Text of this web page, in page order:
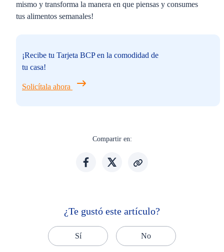
mismo y transforma la manera en que piensas y consumes
tus alimentos semanales!
¡Recibe tu Tarjeta BCP en la comodidad de
tu casa!
Solicítala ahora
Compartir en:
¿Te gustó este artículo?
Sí No